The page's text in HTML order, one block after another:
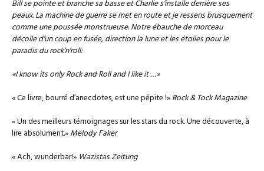
Bill se pointe et branche sa basse et Charlie s’installe derrière ses
peaux. La machine de guerre se met en route et je ressens brusquement
comme une poussée monstrueuse. Notre ébauche de morceau
décolle d’un coup en fusée, direction la lune et les étoiles pour le
paradis du rock’n’roll:
«I know its only Rock and Roll and I like it …»
« Ce livre, bourré d’anecdotes, est une pépite !»Rock & Tock Magazine
« Un des meilleurs témoignages sur les stars du rock. Une découverte, à
lire absolument.»Melody Faker
« Ach, wunderbar!» Wazistas Zeitung